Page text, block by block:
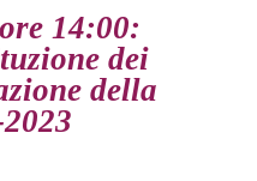
14:00:
dei
della